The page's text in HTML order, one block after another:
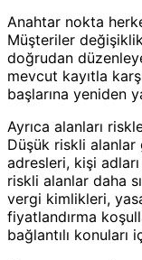
Anahtar nokta
Müşteriler
doğrudan
mevcut kayıtla
başlarına yeniden
Ayrıca alanları
Düşük riskli alanlar
adresleri, kişi
riskli alanlar daha
vergi kimlikleri,
fiyatlandırma
bağlantılı konuları